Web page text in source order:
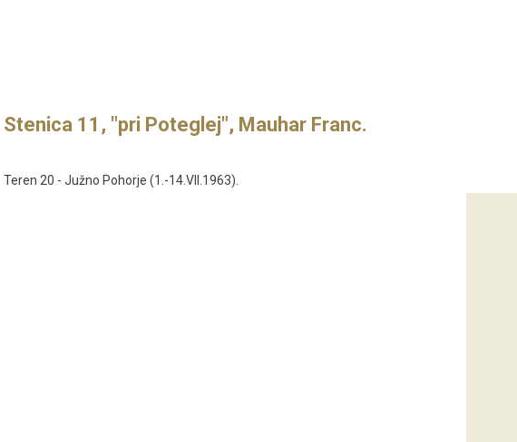
Stenica 11, "pri Poteglej", Mauhar Franc.
Teren 20 - Južno Pohorje (1.-14.VII.1963).